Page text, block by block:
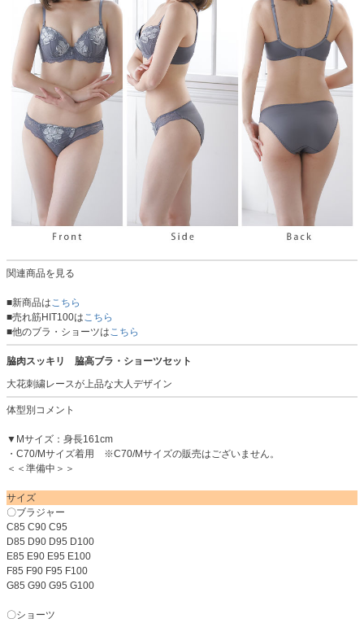
関連商品を見る
■新商品はこちら
■売れ筋HIT100はこちら
■他のブラ・ショーツはこちら
脇肉スッキリ 脇高ブラ・ショーツセット
大花刺繍レースが上品な大人デザイン
体型別コメント
▼Mサイズ：身長161cm
・C70/Mサイズ着用 ※C70/Mサイズの販売はございません。
＜＜準備中＞＞
サイズ
〇ブラジャー
C85 C90 C95
D85 D90 D95 D100
E85 E90 E95 E100
F85 F90 F95 F100
G85 G90 G95 G100
〇ショーツ